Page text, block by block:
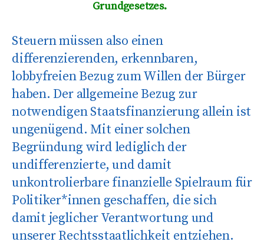
Grundgesetzes.
Steuern müssen also einen
differenzierenden, erkennbaren,
lobbyfreien Bezug zum Willen der Bürger
haben. Der allgemeine Bezug zur
notwendigen Staatsfinanzierung allein ist
ungenügend. Mit einer solchen
Begründung wird lediglich der
undifferenzierte, und damit
unkontrolierbare finanzielle Spielraum für
Politiker*innen geschaffen, die sich
damit jeglicher Verantwortung und
unserer Rechtsstaatlichkeit entziehen.